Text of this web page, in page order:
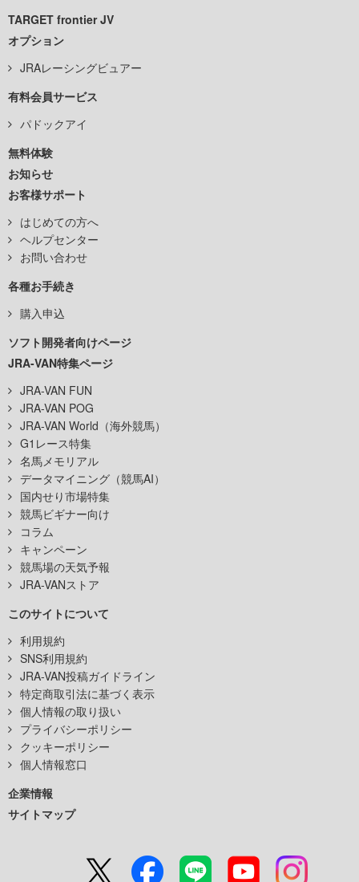
TARGET frontier JV
オプション
JRAレーシングビュアー
有料会員サービス
パドックアイ
無料体験
お知らせ
お客様サポート
はじめての方へ
ヘルプセンター
お問い合わせ
各種お手続き
購入申込
ソフト開発者向けページ
JRA-VAN特集ページ
JRA-VAN FUN
JRA-VAN POG
JRA-VAN World（海外競馬）
G1レース特集
名馬メモリアル
データマイニング（競馬AI）
国内せり市場特集
競馬ビギナー向け
コラム
キャンペーン
競馬場の天気予報
JRA-VANストア
このサイトについて
利用規約
SNS利用規約
JRA-VAN投稿ガイドライン
特定商取引法に基づく表示
個人情報の取り扱い
プライバシーポリシー
クッキーポリシー
個人情報窓口
企業情報
サイトマップ